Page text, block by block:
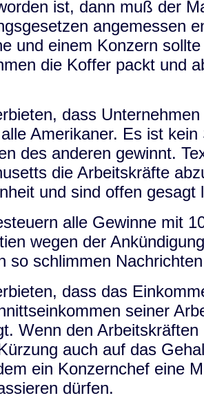
ist, dann muß der
angemessen
und einem Konzern
die Koffer packt und
dass
Amerikaner. Es ist
des anderen gewinnt.
die Arbeitskräfte
und sind offen
alle Gewinne mit
wegen der
so schlimmen
dass das
seiner
Wenn den
auch auf das
ein Konzernchef eine
dürfen.